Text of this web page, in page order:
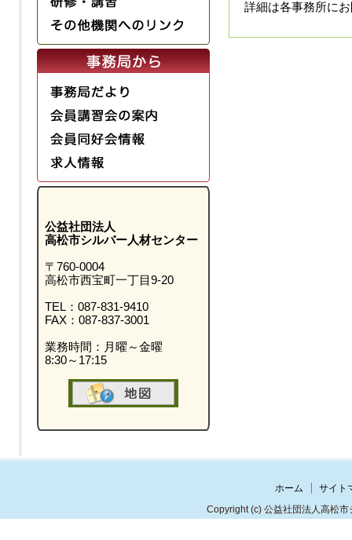
公益社団法人
高松市シルバー人材センター
〒760-0004
高松市西宝町一丁目9-20
TEL：087-831-9410
FAX：087-837-3001
業務時間：月曜～金曜
8:30～17:15
詳細は各事務所に
ホーム
サイト
Copyright(c) 公益社団法人高松市